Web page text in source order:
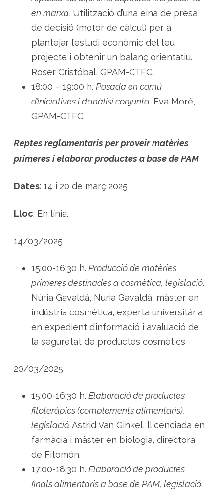
en marxa. Utilització d’una eina de presa
de decisió (motor de càlcul) per a
plantejar l’estudi econòmic del teu
projecte i obtenir un balanç orientatiu.
Roser Cristóbal, GPAM-CTFC.
18:00 – 19:00 h. Posada en comú
d’iniciatives i d’anàlisi conjunta. Eva Moré,
GPAM-CTFC.
Reptes reglamentaris per proveir matèries
primeres i elaborar productes a base de PAM
Dates: 14 i 20 de març 2025
Lloc: En línia.
14/03/2025
15:00-16:30 h. Producció de matèries
primeres destinades a cosmètica, legislació.
Núria Gavaldà, Nuria Gavaldà, màster en
indústria cosmètica, experta universitària
en expedient d’informació i avaluació de
la seguretat de productes cosmètics
20/03/2025
15:00-16:30 h. Elaboració de productes
fitoteràpics (complements alimentaris),
legislació. Astrid Van Ginkel, llicenciada en
farmàcia i màster en biologia, directora
de Fitomón.
17:00-18:30 h. Elaboració de productes
finals alimentaris a base de PAM, legislació.